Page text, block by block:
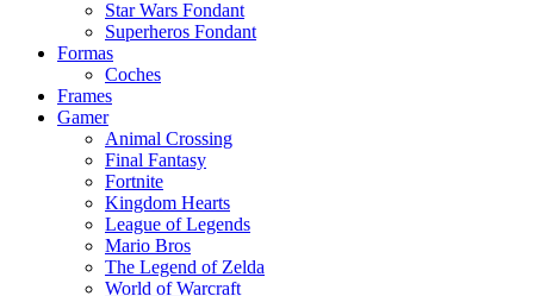
Star Wars Fondant
Superheros Fondant
Formas
Coches
Frames
Gamer
Animal Crossing
Final Fantasy
Fortnite
Kingdom Hearts
League of Legends
Mario Bros
The Legend of Zelda
World of Warcraft